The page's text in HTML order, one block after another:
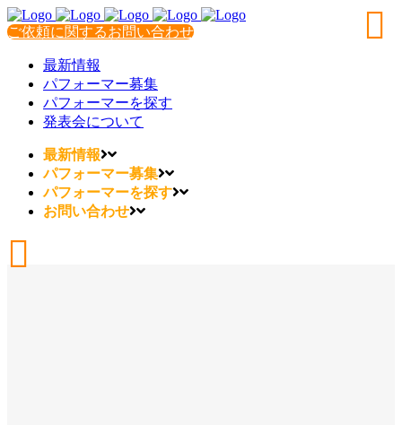
ご依頼に関するお問い合わせ
最新情報
パフォーマー募集
パフォーマーを探す
発表会について
最新情報
パフォーマー募集
パフォーマーを探す
お問い合わせ